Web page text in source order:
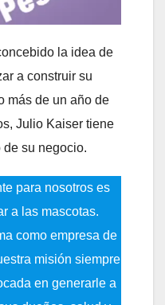
la idea de
a construir su
más de un año de
Julio Kaiser tiene
su negocio.
para nosotros es
a las mascotas.
como empresa de
misión siempre
en generarle a